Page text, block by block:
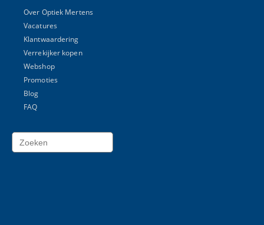
Over Optiek Mertens
Vacatures
Klantwaardering
Verrekijker kopen
Webshop
Promoties
Blog
FAQ